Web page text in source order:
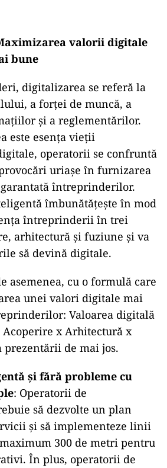
valorii digitale
bune
digitalizarea se referă la
a forței de muncă, a
și a reglementărilor.
este esența vieții
operatorii se confruntă
uriașe în furnizarea
întreprinderilor.
îmbunătățește în mod
întreprinderii în trei
arhitectură și fuziune și va
să devină digitale.
asemenea, cu o formulă care
unei valori digitale mai
Valoarea digitală
x Arhitectură x
de mai jos.
și fără probleme cu
: Operatorii de
să dezvolte un plan
și să implementeze linii
300 de metri pentru
În plus, operatorii de